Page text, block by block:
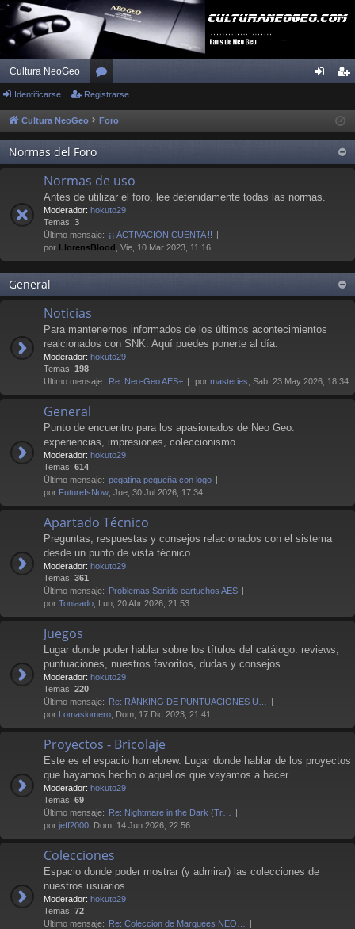
Cultura NeoGeo
or
os
fic
ar
ist
ra
rs
Identificarse Registrarse
Cultura NeoGeo Foro
Normas del Foro
Normas de uso
Antes de utilizar el foro, lee detenidamente todas las normas.
Moderador: hokuto29
Temas: 3
Último mensaje: ¡¡ ACTIVACIÓN CUENTA !!
por LlorensBlood , Vie, 10 Mar 2023, 11:16
General
Noticias
Para mantenernos informados de los últimos acontecimientos
realcionados con SNK. Aquí puedes ponerte al día.
Moderador: hokuto29
Temas: 198
Último mensaje: Re: Neo-Geo AES+ por masteries , Sab, 23 May 2026, 18:34
General
Punto de encuentro para los apasionados de Neo Geo:
experiencias, impresiones, coleccionismo...
Moderador: hokuto29
Temas: 614
Último mensaje: pegatina pequeña con logo
por FutureIsNow , Jue, 30 Jul 2026, 17:34
Apartado Técnico
Preguntas, respuestas y consejos relacionados con el sistema
desde un punto de vista técnico.
Moderador: hokuto29
Temas: 361
Último mensaje: Problemas Sonido cartuchos AES
por Toniaado , Lun, 20 Abr 2026, 21:53
Juegos
Lugar donde poder hablar sobre los títulos del catálogo: reviews,
puntuaciones, nuestros favoritos, dudas y consejos.
Moderador: hokuto29
Temas: 220
Último mensaje: Re: RÁNKING DE PUNTUACIONES U…
por Lomaslomero , Dom, 17 Dic 2023, 21:41
Proyectos - Bricolaje
Este es el espacio homebrew. Lugar donde hablar de los proyectos
que hayamos hecho o aquellos que vayamos a hacer.
Moderador: hokuto29
Temas: 69
Último mensaje: Re: Nightmare in the Dark (Tr…
por jeff2000 , Dom, 14 Jun 2026, 22:56
Colecciones
Espacio donde poder mostrar (y admirar) las colecciones de
nuestros usuarios.
Moderador: hokuto29
Temas: 72
Último mensaje: Re: Coleccion de Marquees NEO…